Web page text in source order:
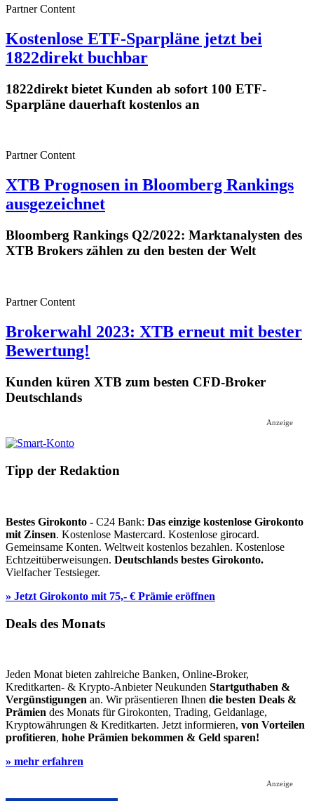
Partner Content
Kostenlose ETF-Sparpläne jetzt bei
1822direkt buchbar
1822direkt bietet Kunden ab sofort 100 ETF-
Sparpläne dauerhaft kostenlos an
Partner Content
XTB Prognosen in Bloomberg Rankings
ausgezeichnet
Bloomberg Rankings Q2/2022: Marktanalysten des
XTB Brokers zählen zu den besten der Welt
Partner Content
Brokerwahl 2023: XTB erneut mit bester
Bewertung!
Kunden küren XTB zum besten CFD-Broker
Deutschlands
Anzeige
Tipp der Redaktion
Bestes Girokonto - C24 Bank: Das einzige kostenlose Girokonto
mit Zinsen. Kostenlose Mastercard. Kostenlose girocard.
Gemeinsame Konten. Weltweit kostenlos bezahlen. Kostenlose
Echtzeitüberweisungen. Deutschlands bestes Girokonto.
Vielfacher Testsieger.
» Jetzt Girokonto mit 75,- € Prämie eröffnen
Deals des Monats
Jeden Monat bieten zahlreiche Banken, Online-Broker,
Kreditkarten- & Krypto-Anbieter Neukunden Startguthaben &
Vergünstigungen an. Wir präsentieren Ihnen die besten Deals &
Prämien des Monats für Girokonten, Trading, Geldanlage,
Kryptowährungen & Kreditkarten. Jetzt informieren, von Vorteilen
profitieren, hohe Prämien bekommen & Geld sparen!
» mehr erfahren
Anzeige